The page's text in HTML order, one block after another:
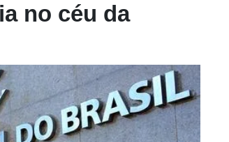
no céu da